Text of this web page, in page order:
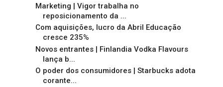
Marketing | Vigor trabalha no
reposicionamento da ...
Com aquisições, lucro da Abril Educação
cresce 235%
Novos entrantes | Finlandia Vodka Flavours
lança b...
O poder dos consumidores | Starbucks adota
corante...